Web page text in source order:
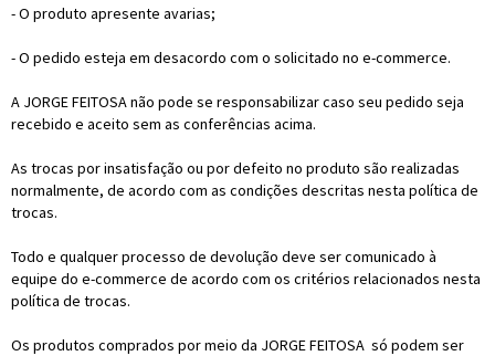
- O produto apresente avarias;
- O pedido esteja em desacordo com o solicitado no e-commerce.
A JORGE FEITOSA não pode se responsabilizar caso seu pedido seja
recebido e aceito sem as conferências acima.
As trocas por insatisfação ou por defeito no produto são realizadas
normalmente, de acordo com as condições descritas nesta política de
trocas.
Todo e qualquer processo de devolução deve ser comunicado à
equipe do e-commerce de acordo com os critérios relacionados nesta
política de trocas.
Os produtos comprados por meio da JORGE FEITOSA só podem ser